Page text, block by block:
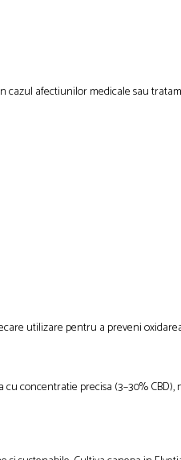
cazul afectiunilor medicale sau
utilizare pentru a preveni
concentratie precisa (3–30%